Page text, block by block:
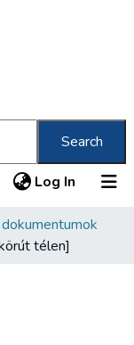
Search
Log In (current)
télen]